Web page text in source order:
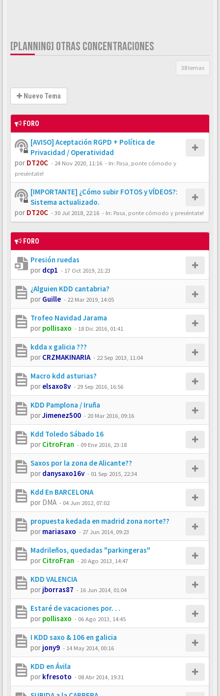
[PLANNING] OTRAS CONCENTRACIONES
38 temas
Nuevo Tema
FORO
[AVISO] Aceptación RGPD + Política de
Privacidad / Operatividad
por DT20C - 24 Nov 2020, 11:16 - In: Pasa, ponte cómodo y
preséntate!
[IMPORTANTE] ¿Cómo subir FOTOS y VÍDEOS?:
Sistema actualizado.
por DT20C -30 Jul 2018, 22:16 - In: Pasa, ponte cómodo y preséntate!
FORO
Presión ruedas
por dcp1 - 17 Oct 2019, 21:23
¿Alguien KDD cantabria?
por Guille - 22 Mar 2019, 14:05
Trofeo Navidad Jarama
por pollisaxo - 18 Dic 2016, 01:41
kdda x galicia ???
por CRZMAKINARIA - 22 Sep 2013, 11:04
Macro kdd asturias?
por elsaxo8v - 29 Sep 2016, 16:56
KDD Pamplona / Iruña
porJimenez500 - 20 Mar 2016, 09:16
Kdd Toledo Sábado 16
por CitroFran - 09 Ene 2016, 23:18
Saxos por la zona de Alicante??
por danysaxo16v - 01 Sep 2015, 22:34
Kdd En BARCELONA
por DMA - 04 Jun 2012, 07:02
propuesta kedada en madrid zona norte??
por mariasaxo - 27 Jun 2014, 09:23
Madrileños, quedadas "parkingeras"
por CitroFran - 20 Ago 2013, 14:47
KDD VALENCIA
por jborras87 - 16 Jun 2014, 01:04
Estaré de vacaciones por. . .
por pollisaxo - 06 Ago 2013, 14:45
I KDD saxo & 106 en galicia
por jony9 - 14 May 2014, 00:16
KDD en Ávila
por kfresoto - 08 Abr 2014, 19:31